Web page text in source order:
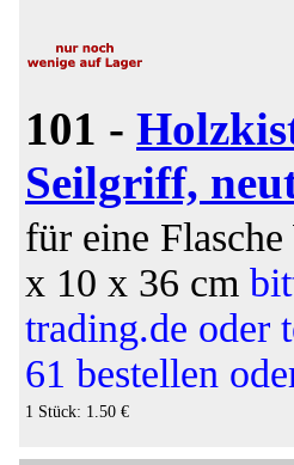
101 -
Seilgriff,
für eine
x 10 x 36 cm
trading.de oder
61 bestellen
1 Stück: 1.50 €